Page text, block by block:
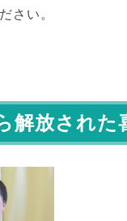
さい。
解放され